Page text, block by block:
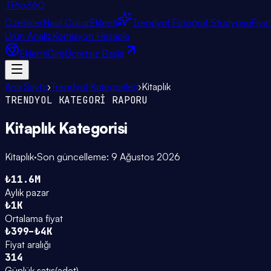
TPro360
ÖzelliklerNasıl ÇalışırEklenti Trendyol Fotoğraf Stüdyosu
Ürün AnalizKomisyon Hesapla
EklentiGirişÜcretsiz Başla
Ana Sayfa›Trendyol Kategorileri›Kitaplık
TRENDYOL KATEGORİ RAPORU
Kitaplık Kategorisi
Kitaplık·Son güncelleme: 9 Ağustos 2026
₺11.6M
Aylık pazar
₺1K
Ortalama fiyat
₺399–₺4K
Fiyat aralığı
314